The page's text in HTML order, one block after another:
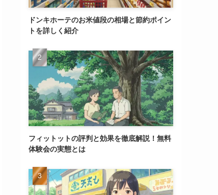
ドンキホーテのお米値段の相場と節約ポイン
トを詳しく紹介
フィットットの評判と効果を徹底解説！無料
体験会の実態とは